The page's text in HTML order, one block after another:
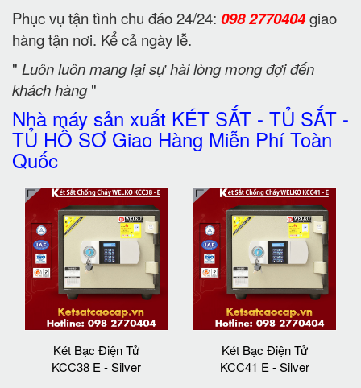
Phục vụ tận tình chu đáo 24/24: 098 2770404giao
hàng tận nơi. Kể cả ngày lễ.
" Luôn luôn mang lại sự hài lòng mong đợi đến
khách hàng"
Nhà máy sản xuất KÉT SẮT - TỦ SẮT -
TỦ HỒ SƠ Giao Hàng Miễn Phí Toàn
Quốc
Két Bạc Điện Tử
KCC38 E - Silver
Két Bạc Điện Tử
KCC41 E - Silver